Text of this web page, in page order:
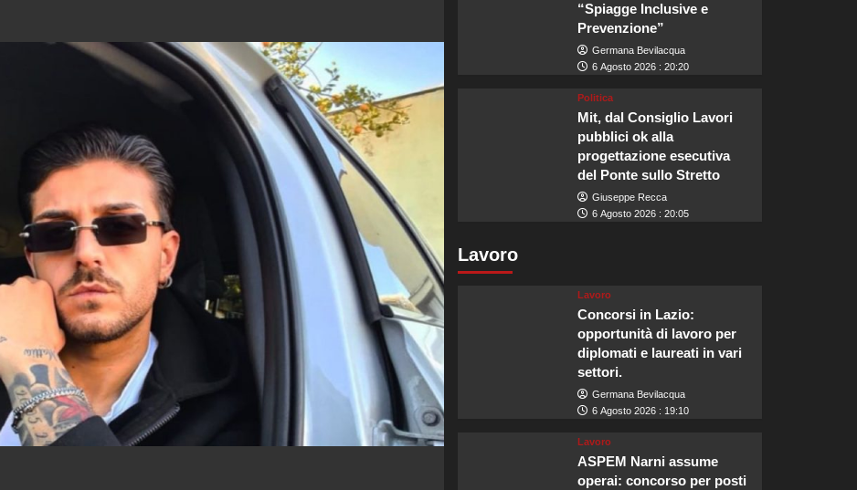
“Spiagge Inclusive e
Prevenzione”
Germana Bevilacqua
6 Agosto 2026 : 20:20
Politica
Mit, dal Consiglio Lavori
pubblici ok alla
progettazione esecutiva
del Ponte sullo Stretto
Giuseppe Recca
6 Agosto 2026 : 20:05
Lavoro
Lavoro
Concorsi in Lazio:
opportunità di lavoro per
diplomati e laureati in vari
settori.
Germana Bevilacqua
6 Agosto 2026 : 19:10
Lavoro
ASPEM Narni assume
operai: concorso per posti